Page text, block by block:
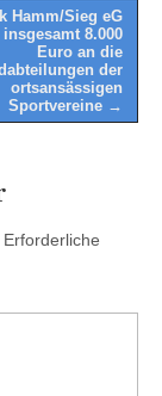
Hamm/Sieg eG
8.000
Euro an die
der
ortsansässigen
Sportvereine →
Erforderliche